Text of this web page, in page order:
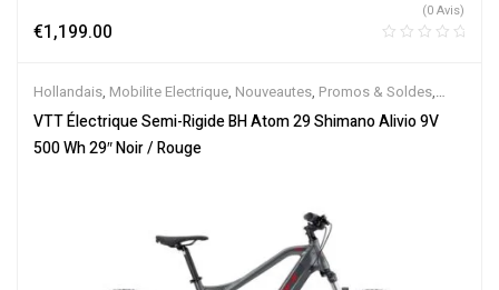
€1,199.00
(0 Avis)
Hollandais, Mobilite Electrique, Nouveautes, Promos & Soldes,
Semi-Rigides,Vélo électrique ville ,Velos Electriques, VTT
Électriques
VTT Électrique Semi-Rigide BH Atom 29 Shimano Alivio 9V
500 Wh 29″ Noir / Rouge